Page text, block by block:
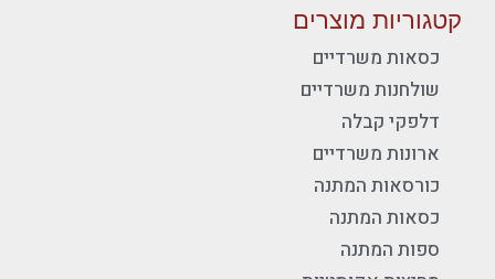
קטגוריות מוצרים
כסאות משרדיים
שולחנות משרדיים
דלפקי קבלה
ארונות משרדיים
כורסאות המתנה
כסאות המתנה
ספות המתנה